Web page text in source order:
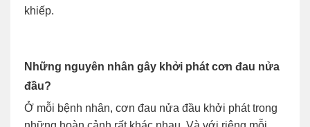
khiếp.
Những nguyên nhân gây khởi phát cơn đau nửa
đầu?
Ở mỗi bệnh nhân, cơn đau nửa đầu khởi phát trong